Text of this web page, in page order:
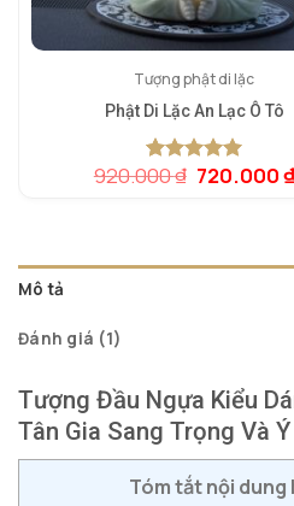
Tượng phật di lặc
Phật Di Lặc An Lạc Ô Tô
5.00trên 5
1
920.000₫ Giá
720.000₫
Mô tả
Đánh giá (1)
Tượng Đầu Ngựa Kiểu
Tân Gia Sang Trọng Và
Tóm tắt nội dung